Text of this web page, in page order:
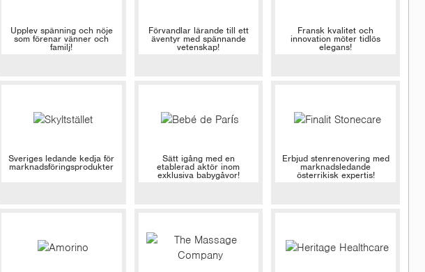
Upplev spänning och nöje
som förenar vänner och
familj!
Förvandlar lärande till ett
äventyr med spännande
vetenskap!
Fransk kvalitet och
innovation möter tidlös
elegans!
Sveriges ledande kedja för
marknadsföringsprodukter
Sätt igång med en
etablerad aktör inom
exklusiva babygåvor!
Erbjud stenrenovering med
marknadsledande
österrikisk expertis!